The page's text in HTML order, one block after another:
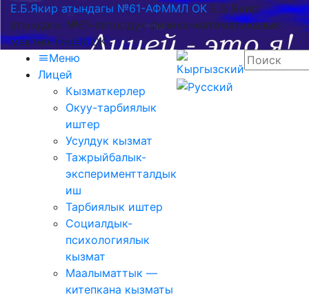
Е.Б.Якир атындагы №61-АФММЛ ОК Е.Б Якир
атындагы №61-автордук физика-математикалык
мектеп-лицей ОК
Меню
Лицей
Кызматкерлер
Окуу-тарбиялык
иштер
Усулдук кызмат
Тажрыйбалык-
экспериментталдык
иш
Тарбиялык иштер
Социалдык-
психологиялык
кызмат
Маалыматтык —
китепкана кызматы